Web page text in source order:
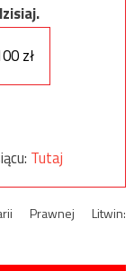
zł
Tutaj
Prawnej Litwin: